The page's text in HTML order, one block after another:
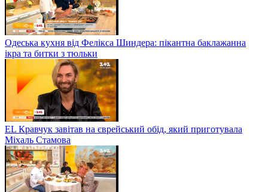
Одеська кухня від Фелікса Шиндера: пікантна баклажанна
ікра та битки з тюльки
EL Кравчук завітав на єврейський обід, який приготувала
Міхаль Стамова